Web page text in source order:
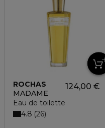
ROCHAS
MADAME
Eau de toilette
124,00 €
4.8 26